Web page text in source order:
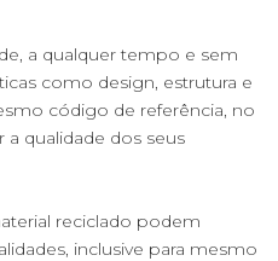
a qualquer tempo e sem
como design, estrutura e
código de referência, no
qualidade dos seus
reciclado podem
inclusive para mesmo